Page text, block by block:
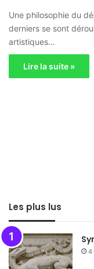
Une philosophie du
derniers se sont
artistiques…
Lire la suite »
Les plus lus
4